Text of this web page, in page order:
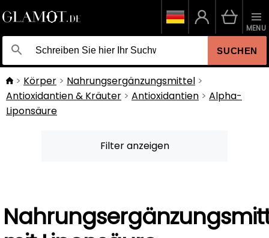
SUCHEN
MENU
Körper
Nahrungsergänzungsmittel
Antioxidantien & Kräuter
Antioxidantien
Alpha-
Liponsäure
Filter anzeigen